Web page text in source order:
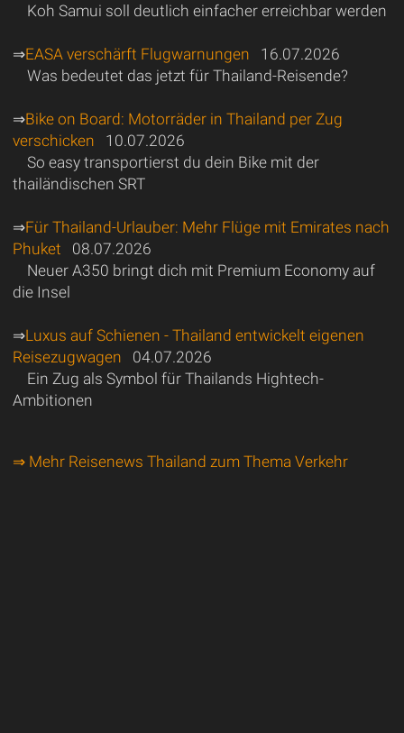
Koh Samui soll deutlich einfacher erreichbar werden
⇒EASA verschärft Flugwarnungen 16.07.2026
Was bedeutet das jetzt für Thailand-Reisende?
⇒Bike on Board: Motorräder in Thailand per Zug
verschicken 10.07.2026
So easy transportierst du dein Bike mit der
thailändischen SRT
⇒Für Thailand-Urlauber: Mehr Flüge mit Emirates nach
Phuket 08.07.2026
Neuer A350 bringt dich mit Premium Economy auf
die Insel
⇒Luxus auf Schienen - Thailand entwickelt eigenen
Reisezugwagen 04.07.2026
Ein Zug als Symbol für Thailands Hightech-
Ambitionen
⇒ Mehr Reisenews Thailand zum Thema Verkehr